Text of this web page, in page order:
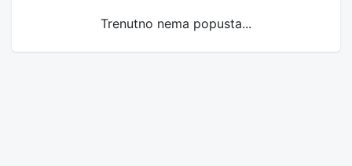
Trenutno nema popusta...